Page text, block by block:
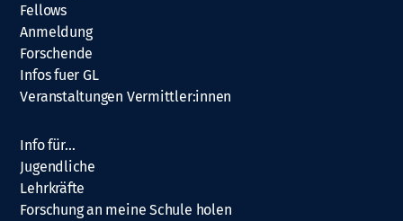
Fellows
Anmeldung
Forschende
Infos fuer GL
Veranstaltungen Vermittler:innen
Info für…
Jugendliche
Lehrkräfte
Forschung an meine Schule holen